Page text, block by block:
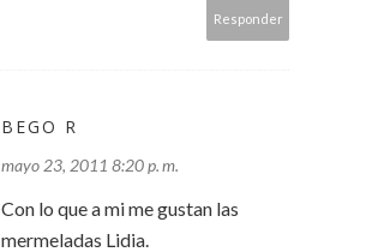
Responder
BEGO R
mayo 23, 2011 8:20 p. m.
Con lo que a mi me gustan las
mermeladas Lidia.